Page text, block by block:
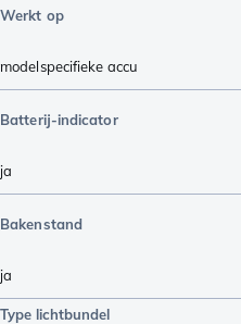
Werkt op
modelspecifieke accu
Batterij-indicator
ja
Bakenstand
ja
Type lichtbundel